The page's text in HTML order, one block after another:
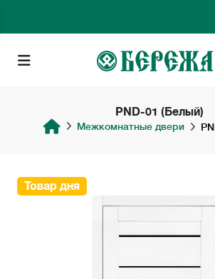
PND-01 (Белый)
Межкомнатные двери
Товар дня